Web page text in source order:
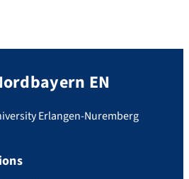
EN
Erlangen-Nuremberg